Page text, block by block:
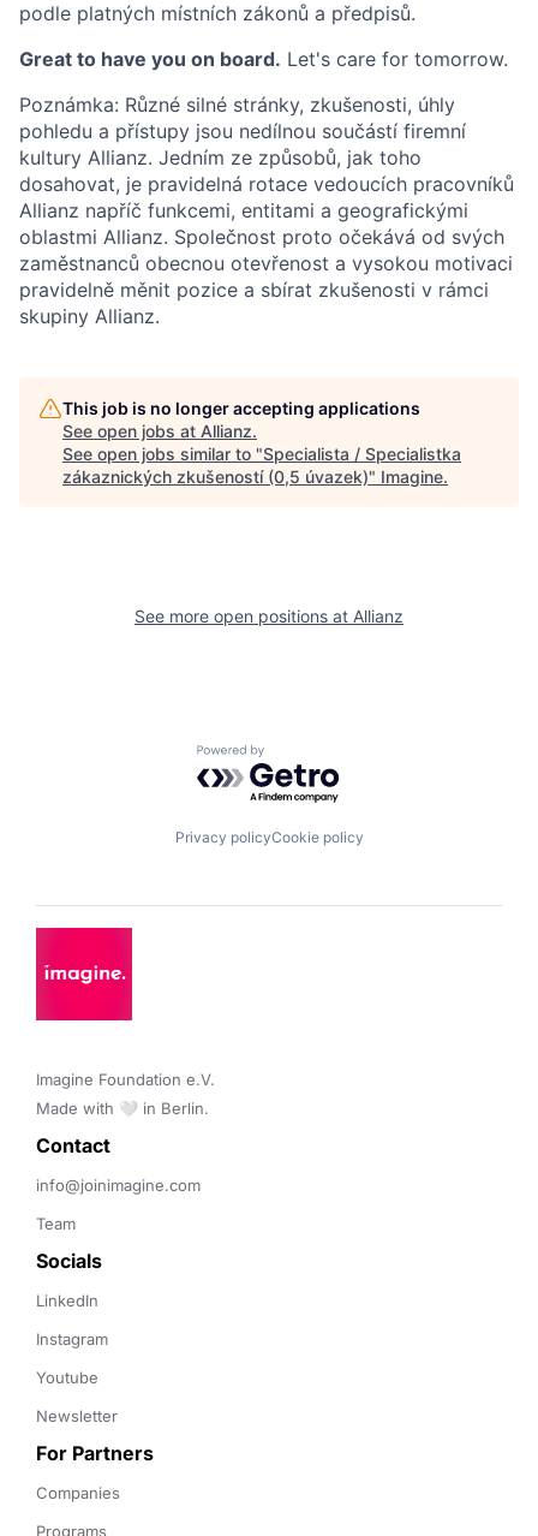
podle platných místních zákonů a předpisů.
Great to have you on board. Let's care for tomorrow.
Poznámka: Různé silné stránky, zkušenosti, úhly
pohledu a přístupy jsou nedílnou součástí firemní
kultury Allianz. Jedním ze způsobů, jak toho
dosahovat, je pravidelná rotace vedoucích pracovníků
Allianz napříč funkcemi, entitami a geografickými
oblastmi Allianz. Společnost proto očekává od svých
zaměstnanců obecnou otevřenost a vysokou motivaci
pravidelně měnit pozice a sbírat zkušenosti v rámci
skupiny Allianz.
This job is no longer accepting applications
See open jobs at Allianz.
See open jobs similar to "Specialista / Specialistka
zákaznických zkušeností (0,5 úvazek)" Imagine.
See more open positions at Allianz
Powered by Getro.com
Privacy policyCookie policy
Imagine Foundation e.V.
Made with 🤍 in Berlin.
Contact
info@joinimagine.com
Team
Socials
LinkedIn
Instagram
Youtube
Newsletter
For Partners
Companies
Programs